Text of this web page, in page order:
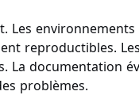
Les
reproductibles.
La documentation
problèmes.